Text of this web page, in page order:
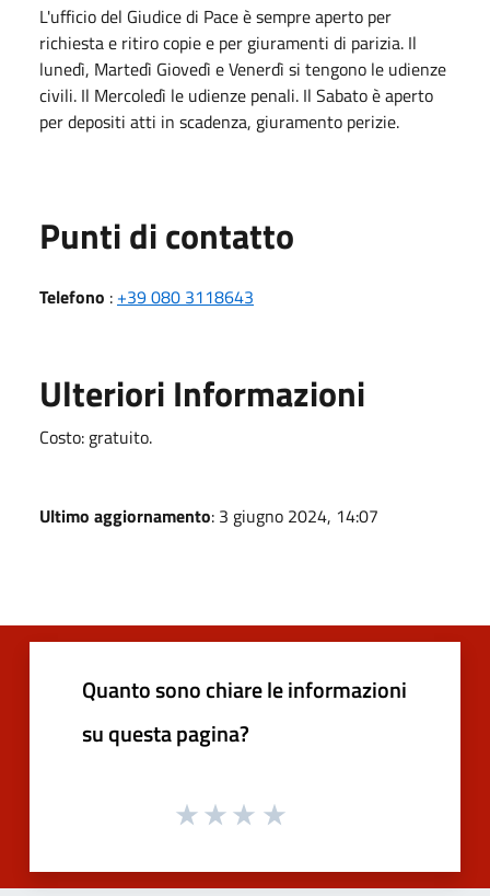
L'ufficio del Giudice di Pace è sempre aperto per
richiesta e ritiro copie e per giuramenti di parizia. Il
lunedì, Martedì Giovedì e Venerdì si tengono le udienze
civili. Il Mercoledì le udienze penali. Il Sabato è aperto
per depositi atti in scadenza, giuramento perizie.
Punti di contatto
Telefono : +39 080 3118643
Ulteriori Informazioni
Costo: gratuito.
Ultimo aggiornamento: 3 giugno 2024, 14:07
Quanto sono chiare le informazioni
su questa pagina?